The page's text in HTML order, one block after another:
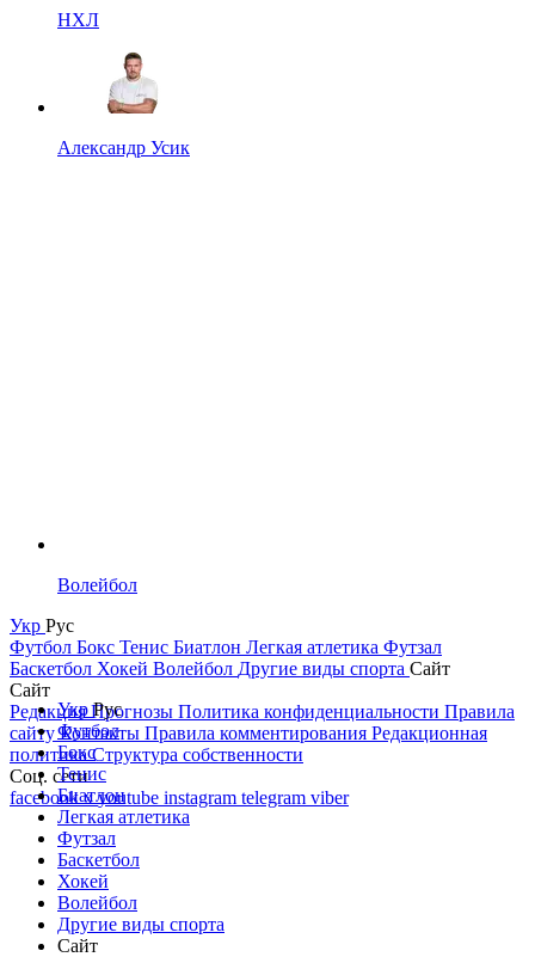
НХЛ
Александр Усик
Волейбол
Укр Рус
Футбол Бокс Тенис Биатлон Легкая атлетика Футзал
Баскетбол Хокей Волейбол Другие виды спорта Сайт
Сайт
РедакцияПрогнозы Политика конфиденциальности Правила
сайтуКонтакты Правила комментирования Редакционная
политикаСтруктура собственности
Соц. сети
facebookxyoutube instagram telegram viber
УкрРус
Футбол
Бокс
Тенис
Биатлон
Легкая атлетика
Футзал
Баскетбол
Хокей
Волейбол
Другие виды спорта
Сайт